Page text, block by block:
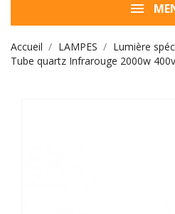
Accueil LAMPES Lumière
Tube quartz Infrarouge 2000w